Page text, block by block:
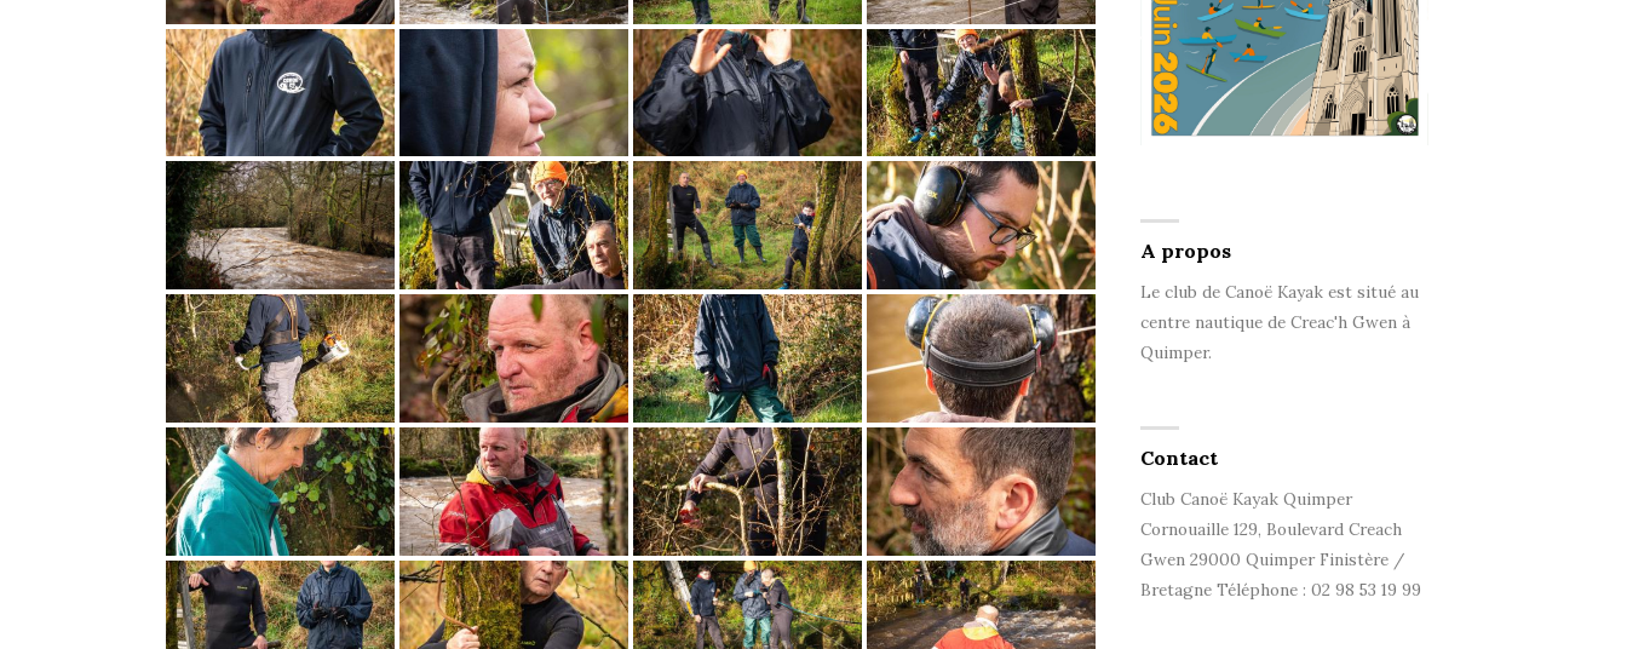
A propos
Le club de Canoë Kayak est situé au
centre nautique de Creac'h Gwen à
Quimper.
Contact
Club Canoë Kayak Quimper
Cornouaille 129, Boulevard Creach
Gwen 29000 Quimper Finistère /
Bretagne Téléphone : 02 98 53 19 99